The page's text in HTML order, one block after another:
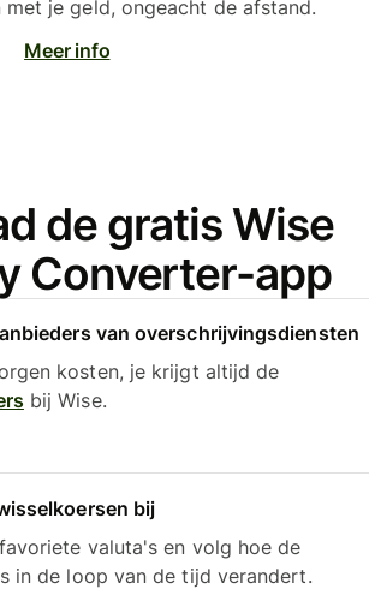
met je geld, ongeacht de afstand.
Meer info
de gratis Wise
Converter-app
van overschrijvingsdiensten
kosten, je krijgt altijd de
bij Wise.
bij
valuta's en volg hoe de
in de loop van de tijd verandert.